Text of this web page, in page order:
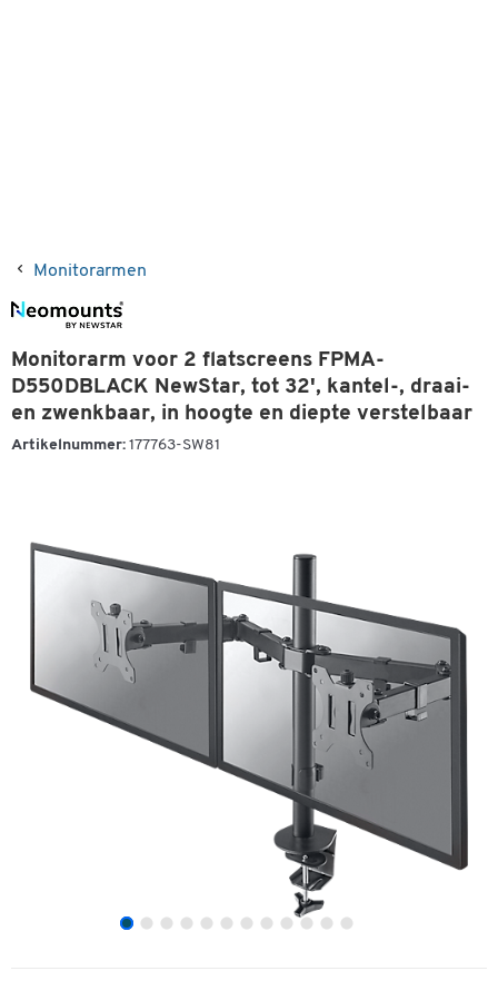
Monitorarmen
Monitorarm voor 2 flatscreens FPMA-
D550DBLACK NewStar, tot 32', kantel-, draai-
en zwenkbaar, in hoogte en diepte verstelbaar
Artikelnummer: 177763-SW81